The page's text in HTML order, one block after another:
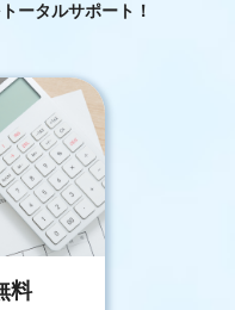
ータルサポート！
料